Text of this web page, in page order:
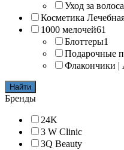
Уход за
Косметика
1000 мелочей61
Блоттеры1
Подарочные
Флакончики |
Найти
Бренды
24K
3 W Clinic
3Q Beauty